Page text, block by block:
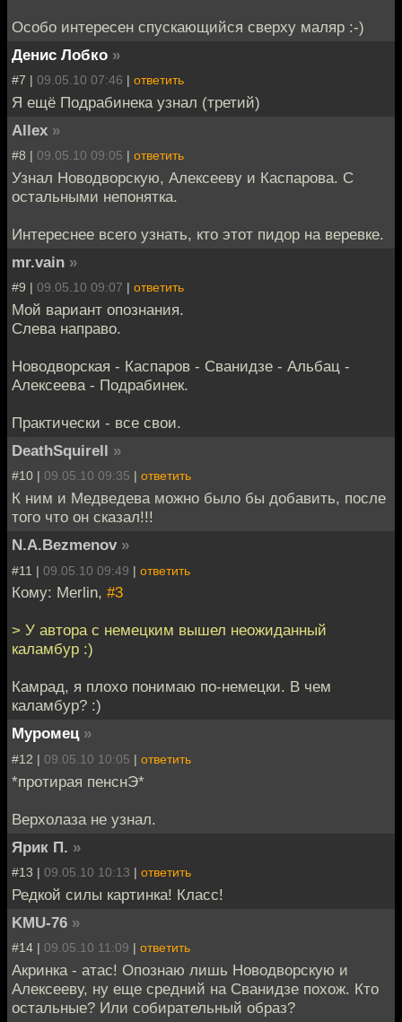
Особо интересен спускающийся сверху маляр :-)
Денис Лобко »
#7 | 09.05.10 07:46 | ответить
Я ещё Подрабинека узнал (третий)
Allex »
#8 | 09.05.10 09:05 | ответить
Узнал Новодворскую, Алексееву и Каспарова. С
остальными непонятка.
Интереснее всего узнать, кто этот пидор на веревке.
mr.vain »
#9 | 09.05.10 09:07 | ответить
Мой вариант опознания.
Слева направо.
Новодворская - Каспаров - Сванидзе - Альбац -
Алексеева - Подрабинек.
Практически - все свои.
DeathSquirell »
#10 | 09.05.10 09:35 | ответить
К ним и Медведева можно было бы добавить, после
того что он сказал!!!
N.A.Bezmenov »
#11 | 09.05.10 09:49 | ответить
Кому: Merlin, #3
> У автора с немецким вышел неожиданный
каламбур :)
Камрад, я плохо понимаю по-немецки. В чем
каламбур? :)
Муромец »
#12 | 09.05.10 10:05 | ответить
*протирая пенснЭ*
Верхолаза не узнал.
Ярик П. »
#13 | 09.05.10 10:13 | ответить
Редкой силы картинка! Класс!
KMU-76 »
#14 | 09.05.10 11:09 | ответить
Акринка - атас! Опознаю лишь Новодворскую и
Алексееву, ну еще средний на Сванидзе похож. Кто
остальные? Или собирательный образ?